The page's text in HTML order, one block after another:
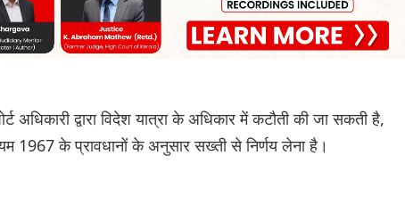
द्वारा विदेश यात्रा के अधिकार में कटौती की जा सकती है,
1967 के प्रावधानों के अनुसार सख्ती से निर्णय लेना है।